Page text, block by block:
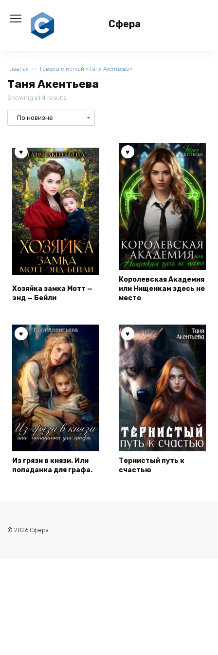
содержанию
Сфера
Главная Товары с меткой «Таня Акентьева»
Таня Акентьева
Showing all 4 results
Хозяйка замка Мотт —
энд — Бейли
Королевская Академия
или Нищенкам здесь не
место
Из грязи в князи. Или
попаданка для графа.
Тернистый путь к
счастью
© 2026 Сфера